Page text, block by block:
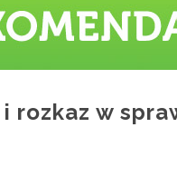
i rozkaz w